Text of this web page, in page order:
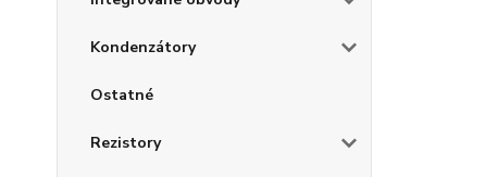
Kondenzátory
Ostatné
Rezistory